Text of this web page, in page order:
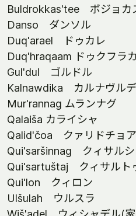
Buldrokkas'tee ボジョカ
Danso ダンソル
Duq'arael ドゥカレ
Duq'hraqaam ドゥクフラ
Gul'dul ゴルドル
Kalnawdika カルナヴル
Mur'rannag ムランナグ
Qalaiša カライシャ
Qalid'čoa クァリドチョア
Qui'saršinnag クィサルシ
Qui'sartuštaj クィサルト
Qui'lon クィロン
Ulšulah ウルスラ